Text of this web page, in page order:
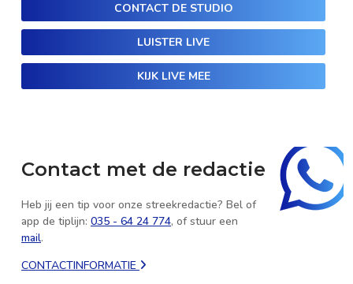
CONTACT DE STUDIO
LUISTER LIVE
KIJK LIVE MEE
Contact met de redactie
Heb jij een tip voor onze streekredactie? Bel of
app de tiplijn: 035 - 64 24 774, of stuur een
mail.
CONTACTINFORMATIE